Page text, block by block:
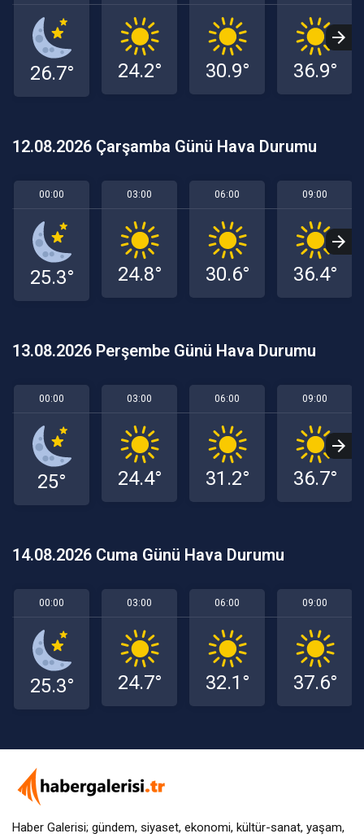
26.7° 24.2° 30.9° 36.9°
12.08.2026 Çarşamba Günü Hava Durumu
00:00
25.3°
03:00
24.8°
06:00
30.6°
09:00
36.4°
13.08.2026 Perşembe Günü Hava Durumu
00:00
25°
03:00
24.4°
06:00
31.2°
09:00
36.7°
14.08.2026 Cuma Günü Hava Durumu
00:00
25.3°
03:00
24.7°
06:00
32.1°
09:00
37.6°
Haber Galerisi; gündem, siyaset, ekonomi, kültür-sanat, yaşam,